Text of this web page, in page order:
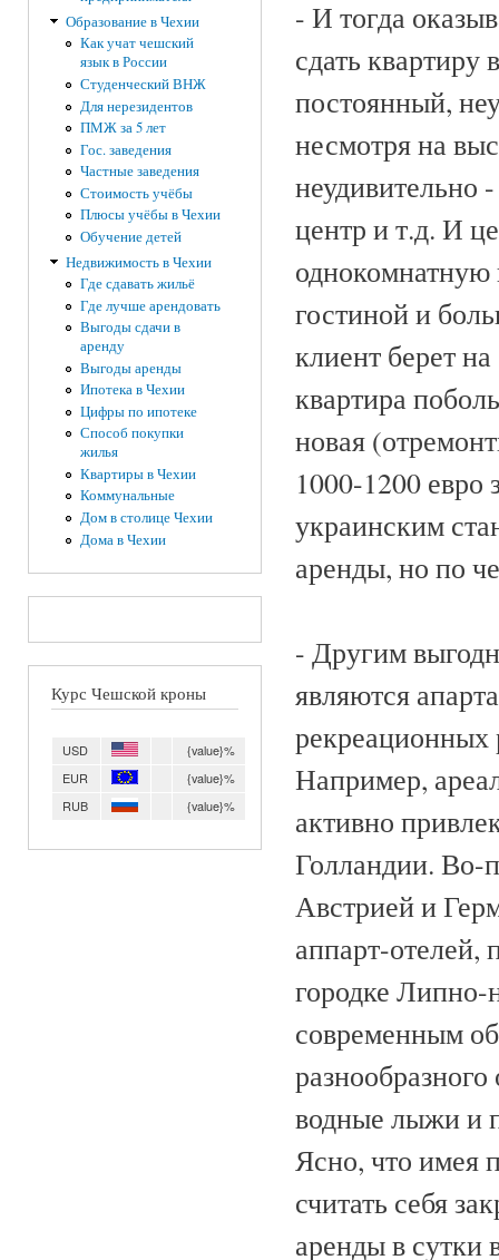
Образование в Чехии
Как учат чешский
язык в России
Студенческий ВНЖ
Для нерезидентов
ПМЖ за 5 лет
Гос. заведения
Частные заведения
Стоимость учёбы
Плюсы учёбы в Чехии
Обучение детей
Недвижимость в Чехии
Где сдавать жильё
Где лучше арендовать
Выгоды сдачи в
аренду
Выгоды аренды
Ипотека в Чехии
Цифры по ипотеке
Способ покупки
жилья
Квартиры в Чехии
Коммунальные
Дом в столице Чехии
Дома в Чехии
Курс Чешской кроны
USD
{value}%
EUR
{value}%
RUB
{value}%
- И тогда
сдать
постоянный,
несмотря на
неудивительно
центр и т.д. И
однокомнатную
гостиной и
клиент берет
квартира
новая
1000-1200
украинским
аренды, но по
- Другим
являются
рекреационных
Например,
активно
Голландии. Во-
Австрией и
аппарт-отелей,
городке Липно-
современным
водные лыжи и
Ясно, что имея
считать себя
аренды в сутки